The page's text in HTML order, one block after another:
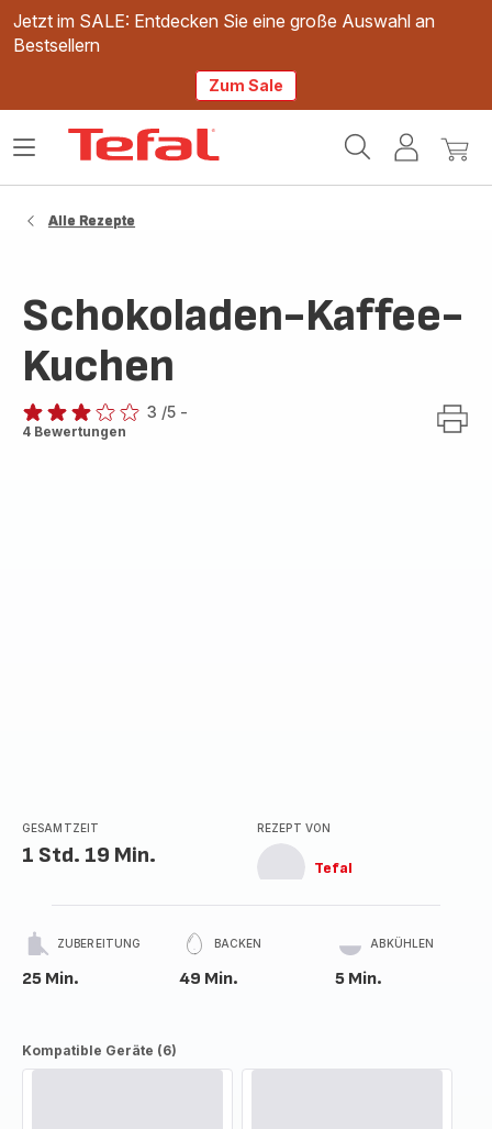
Jetzt im SALE: Entdecken Sie eine große Auswahl an
Bestsellern
Zum Sale
Mein
Mein
Das
Alle Rezepte
Schokoladen-Kaffee-
Kuchen
Bewertung
3 /5 -
4 Bewertungen
GESAMTZEIT
1 Std. 19 Min.
REZEPT VON
Tefal
ZUBEREITUNG
25 Min.
BACKEN
49 Min.
ABKÜHLEN
5 Min.
Kompatible Geräte (6)